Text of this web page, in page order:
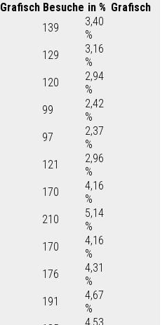
Grafisch Besuche in % Grafisch
139
3,40
%
129
3,16
%
120
2,94
%
99
2,42
%
97
2,37
%
121
2,96
%
170
4,16
%
210
5,14
%
170
4,16
%
176
4,31
%
191
4,67
%